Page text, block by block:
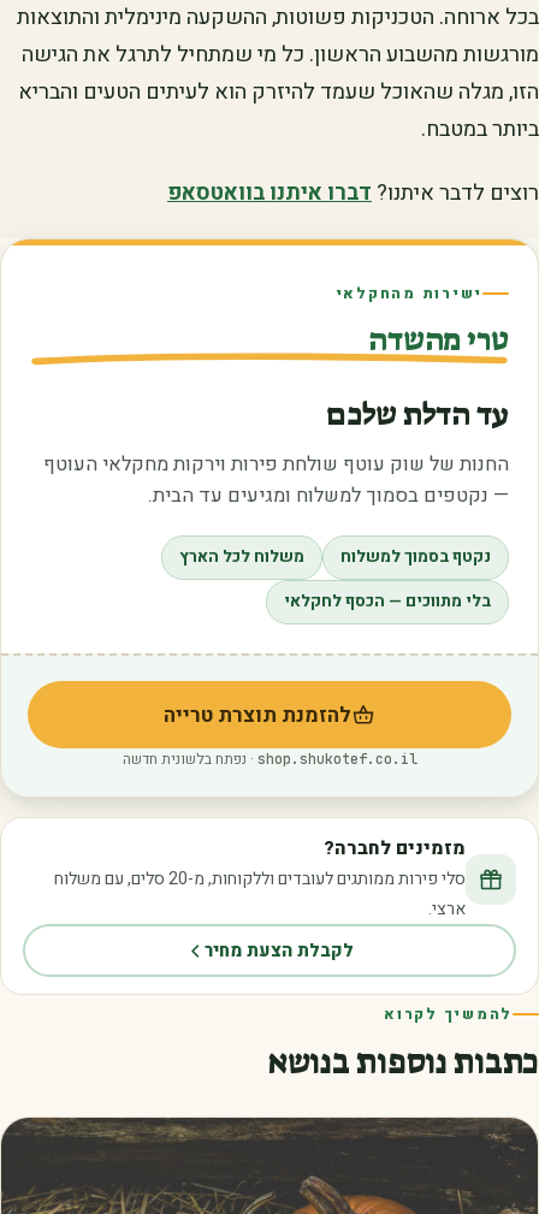
בכל ארוחה. הטכניקות פשוטות, ההשקעה מינימלית והתוצאות
מורגשות מהשבוע הראשון. כל מי שמתחיל לתרגל את הגישה
הזו, מגלה שהאוכל שעמד להיזרק הוא לעיתים הטעים והבריא
ביותר במטבח.
רוצים לדבר איתנו?דברו איתנו בוואטסאפ
ישירות מהחקלאי
טרי מהשדה
עד הדלת שלכם
החנות של שוק עוטף שולחת פירות וירקות מחקלאי העוטף
— נקטפים בסמוך למשלוח ומגיעים עד הבית.
נקטף בסמוך למשלוח
משלוח לכל הארץ
בלי מתווכים — הכסף לחקלאי
להזמנת תוצרת טרייה
(נפתח בלשונית חדשה)
shop.shukotef.co.il · נפתח בלשונית חדשה
מזמינים לחברה?
סלי פירות ממותגים לעובדים וללקוחות, מ-20 סלים, עם משלוח
ארצי.
לקבלת הצעת מחיר
להמשיך לקרוא
כתבות נוספות בנושא